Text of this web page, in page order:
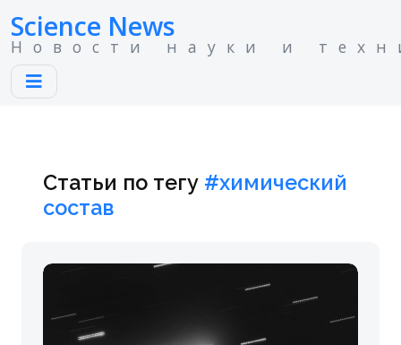
Science News
Новости науки и
Статьи по тегу #химический
состав